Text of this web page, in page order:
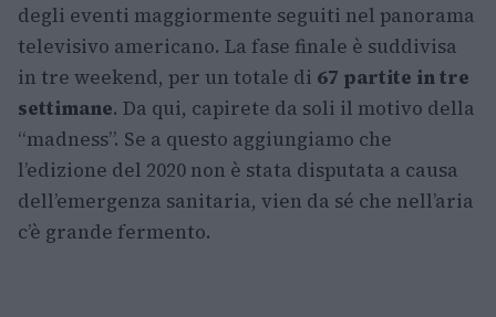
degli eventi maggiormente seguiti nel panorama
televisivo americano. La fase finale è suddivisa
in tre weekend, per un totale di 67 partite in tre
settimane. Da qui, capirete da soli il motivo della
“madness”. Se a questo aggiungiamo che
l’edizione del 2020 non è stata disputata a causa
dell’emergenza sanitaria, vien da sé che nell’aria
c’è grande fermento.